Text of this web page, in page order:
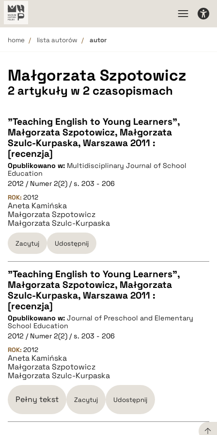
home lista autorów autor
Małgorzata Szpotowicz
2 artykuły w 2 czasopismach
"Teaching English to Young Learners",
Małgorzata Szpotowicz, Małgorzata
Szulc-Kurpaska, Warszawa 2011 :
[recenzja]
Opublikowano w: Multidisciplinary Journal of School
Education
2012 / Numer 2(2) / s. 203 - 206
ROK: 2012
Aneta Kamińska
Małgorzata Szpotowicz
Małgorzata Szulc-Kurpaska
Zacytuj Udostępnij
CZYSTY TEKST
pobierz cytat
BIBTEX
pobierz cytat
"Teaching English to Young Learners",
Małgorzata Szpotowicz, Małgorzata
Szulc-Kurpaska, Warszawa 2011 :
[recenzja]
Opublikowano w: Journal of Preschool and Elementary
School Education
2012 / Numer 2(2) / s. 203 - 206
ROK: 2012
Aneta Kamińska
Małgorzata Szpotowicz
Małgorzata Szulc-Kurpaska
Pełny tekst Zacytuj Udostępnij